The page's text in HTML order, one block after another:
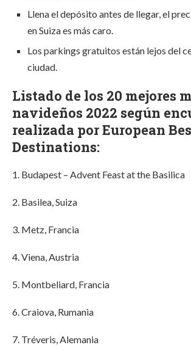
Llena el depósito antes de llegar, el
en Suiza es más caro.
Los parkings gratuitos están lejos del
ciudad.
Listado de los 20 mejores
navideños 2022 según
realizada por European
Destinations:
1. Budapest – Advent Feast at the Basilica
2. Basilea, Suiza
3. Metz, Francia
4. Viena, Austria
5. Montbeliard, Francia
6. Craiova, Rumania
7. Tréveris, Alemania